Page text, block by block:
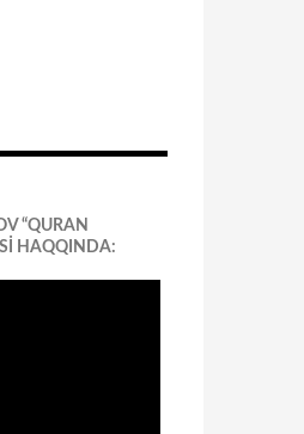
“QURAN
HAQQINDA: